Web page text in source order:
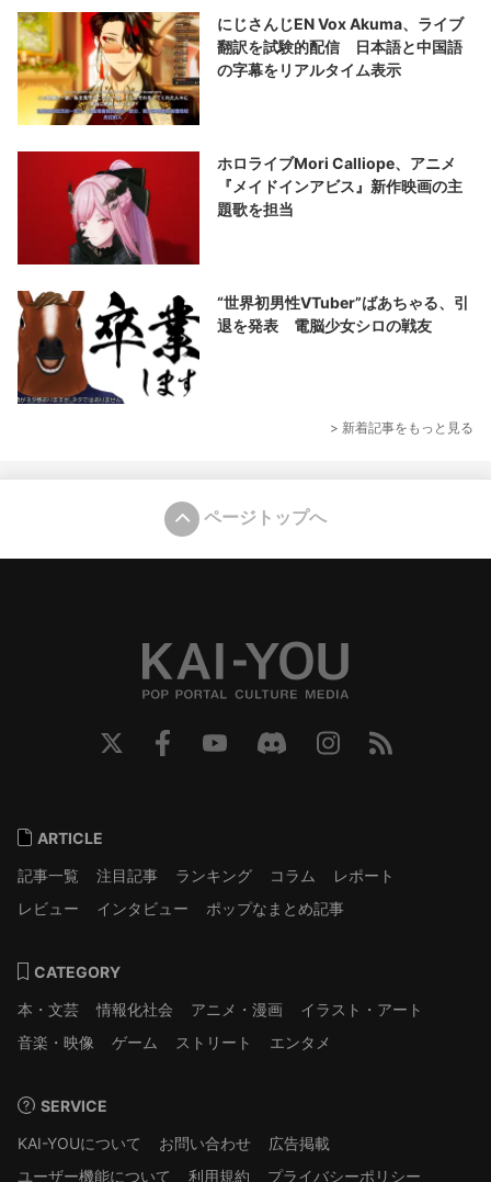
にじさんじEN Vox Akuma、ライブ
翻訳を試験的配信 日本語と中国語
の字幕をリアルタイム表示
ホロライブMori Calliope、アニメ
『メイドインアビス』新作映画の主
題歌を担当
“世界初男性VTuber”ばあちゃる、引
退を発表 電脳少女シロの戦友
> 新着記事をもっと見る
ページトップへ
ARTICLE
記事一覧
注目記事 ランキング コラム
レポート
レビュー
インタビュー ポップなまとめ記事
CATEGORY
本・文芸
情報化社会 アニメ・漫画
イラスト・アート
音楽・映像
ゲーム ストリート エンタメ
SERVICE
KAI-YOUについて
お問い合わせ
広告掲載
ユーザー機能について
利用規約 プライバシーポリシー